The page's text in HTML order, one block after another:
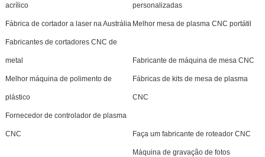
acrílico personalizadas
Fábrica de cortador a laser na Austrália Melhor mesa de plasma CNC portátil
Fabricantes de cortadores CNC de
metal Fabricante de máquina de mesa CNC
Melhor máquina de polimento de
plástico
Fábricas de kits de mesa de plasma
CNC
Fornecedor de controlador de plasma
CNC Faça um fabricante de roteador CNC
Máquina de gravação de fotos